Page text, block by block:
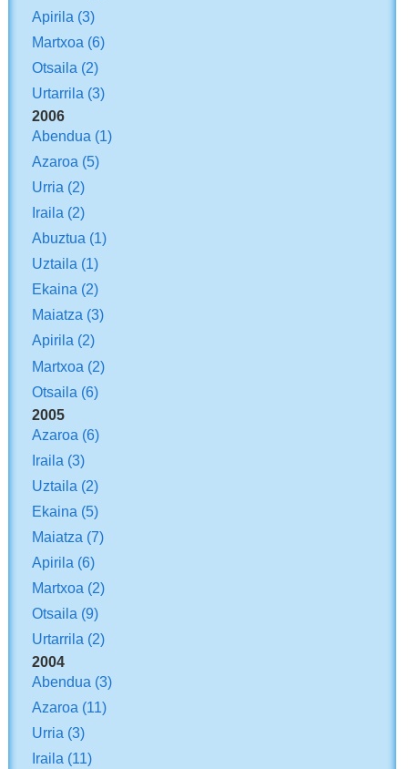
Apirila (3)
Martxoa (6)
Otsaila (2)
Urtarrila (3)
2006
Abendua (1)
Azaroa (5)
Urria (2)
Iraila (2)
Abuztua (1)
Uztaila (1)
Ekaina (2)
Maiatza (3)
Apirila (2)
Martxoa (2)
Otsaila (6)
2005
Azaroa (6)
Iraila (3)
Uztaila (2)
Ekaina (5)
Maiatza (7)
Apirila (6)
Martxoa (2)
Otsaila (9)
Urtarrila (2)
2004
Abendua (3)
Azaroa (11)
Urria (3)
Iraila (11)